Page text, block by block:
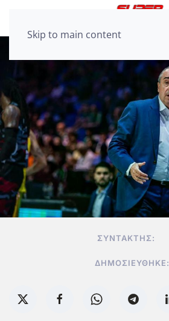
Skip to main content
ΣΥΝΤΆΚΤΗΣ:
ΔΗΜΟΣΙΕΎΘΗΚΕ: